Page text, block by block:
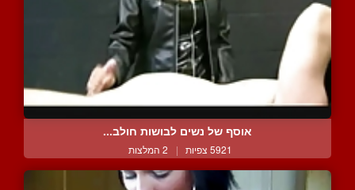
אוסף של נשים לבושות חולב...
5921 צפיות | 2 המלצות